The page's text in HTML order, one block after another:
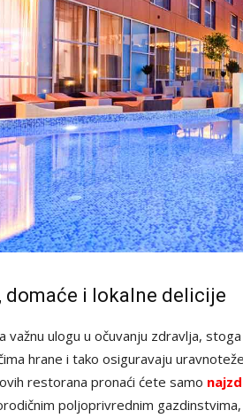
domaće i lokalne delicije
važnu ulogu u očuvanju zdravlja,
hrane i tako osiguravaju
restorana pronaći ćete samo
poljoprivrednim